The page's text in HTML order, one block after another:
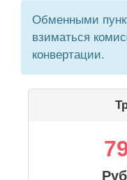
Обменными
взиматься
конвертации.